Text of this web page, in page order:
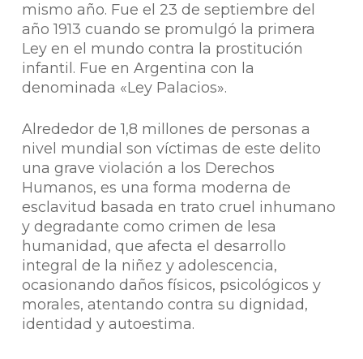
mismo año. Fue el 23 de septiembre del
año 1913 cuando se promulgó la primera
Ley en el mundo contra la prostitución
infantil. Fue en Argentina con la
denominada «Ley Palacios».
Alrededor de 1,8 millones de personas a
nivel mundial son víctimas de este delito
una grave violación a los Derechos
Humanos, es una forma moderna de
esclavitud basada en trato cruel inhumano
y degradante como crimen de lesa
humanidad, que afecta el desarrollo
integral de la niñez y adolescencia,
ocasionando daños físicos, psicológicos y
morales, atentando contra su dignidad,
identidad y autoestima.